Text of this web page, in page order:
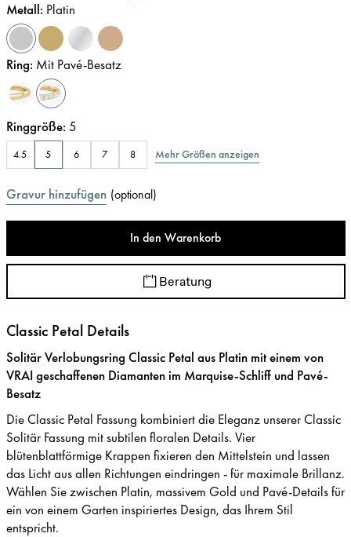
Metall: Platin
Ring: Mit Pavé-Besatz
Ringgröße: 5
4.5 5 6 7 8 Mehr Größen anzeigen
Gravur hinzufügen (optional)
In den Warenkorb
Beratung
Classic Petal Details
Solitär Verlobungsring Classic Petal aus Platin mit einem von
VRAI geschaffenen Diamanten im Marquise-Schliff und Pavé-
Besatz
Die Classic Petal Fassung kombiniert die Eleganz unserer Classic
Solitär Fassung mit subtilen floralen Details. Vier
blütenblattförmige Krappen fixieren den Mittelstein und lassen
das Licht aus allen Richtungen eindringen - für maximale Brillanz.
Wählen Sie zwischen Platin, massivem Gold und Pavé-Details für
ein von einem Garten inspiriertes Design, das Ihrem Stil
entspricht.